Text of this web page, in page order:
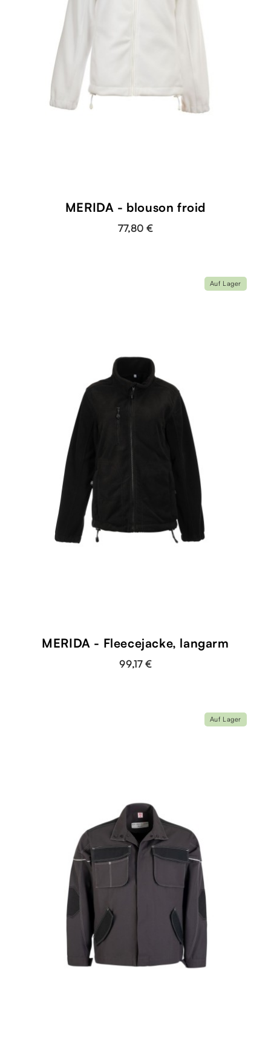
MERIDA - blouson froid
77,80 €
MERIDA - Fleecejacke, langarm
99,17 €
Auf Lager
Auf Lager